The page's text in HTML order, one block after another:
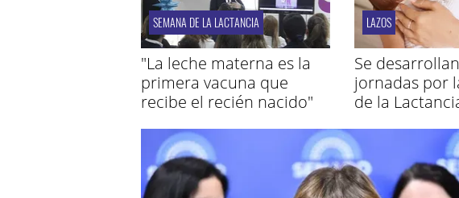
SEMANA DE LA LACTANCIA
"La leche materna es la
primera vacuna que
recibe el recién nacido"
LAZOS
Se
jornadas por
de la